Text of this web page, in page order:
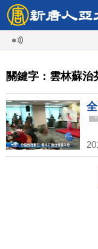
關鍵字：雲林蘇治